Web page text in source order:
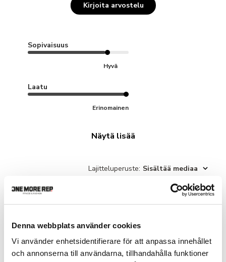
Denna webbplats använder cookies
Vi använder enhetsidentifierare för att anpassa innehållet
och annonserna till användarna, tillhandahålla funktioner
Kirjoita arvostelu
Sopivaisuus
Hyvä
Laatu
Erinomainen
Näytä lisää
Lajitteluperuste: Sisältää mediaa
Favorit!